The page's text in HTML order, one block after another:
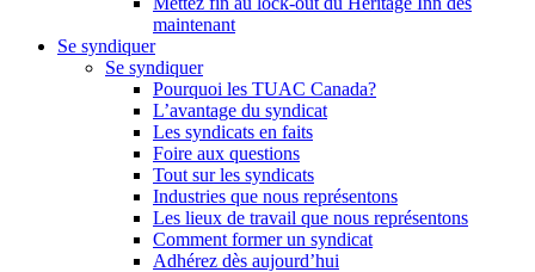
maintenant
Se syndiquer
Se syndiquer
Pourquoi les TUAC Canada?
L’avantage du syndicat
Les syndicats en faits
Foire aux questions
Tout sur les syndicats
Industries que nous représentons
Les lieux de travail que nous représentons
Comment former un syndicat
Adhérez dès aujourd’hui